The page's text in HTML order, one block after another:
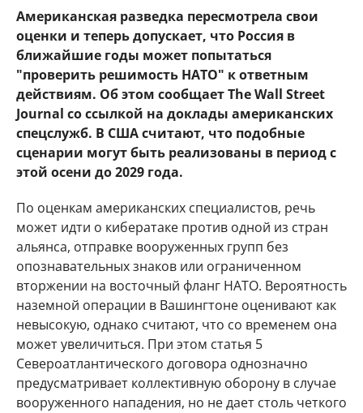
Американская разведка пересмотрела свои
оценки и теперь допускает, что Россия в
ближайшие годы может попытаться
"проверить решимость НАТО" к ответным
действиям. Об этом сообщает The Wall Street
Journal со ссылкой на доклады американских
спецслужб. В США считают, что подобные
сценарии могут быть реализованы в период с
этой осени до 2029 года.
По оценкам американских специалистов, речь
может идти о кибератаке против одной из стран
альянса, отправке вооруженных групп без
опознавательных знаков или ограниченном
вторжении на восточный фланг НАТО. Вероятность
наземной операции в Вашингтоне оценивают как
невысокую, однако считают, что со временем она
может увеличиться. При этом статья 5
Североатлантического договора однозначно
предусматривает коллективную оборону в случае
вооруженного нападения, но не дает столь четкого